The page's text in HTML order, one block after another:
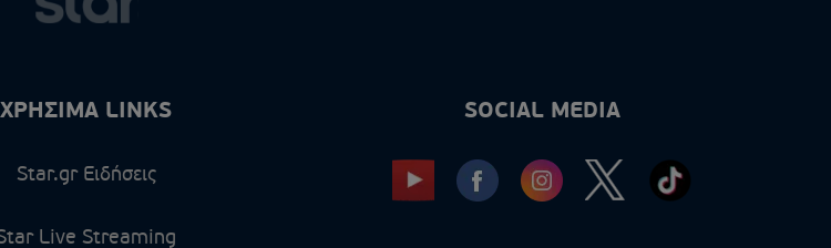
ΧΡΗΣΙΜΑ LINKS
Star.gr Ειδήσεις
Live Streaming
SOCIAL MEDIA